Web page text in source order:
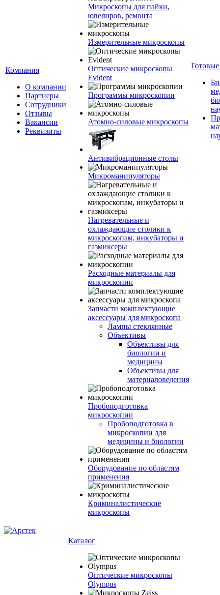
Компания
О компании
Партнеры
Сотрудники
Отзывы
Вакансии
Реквизиты
Микроскопы для пайки,
ювелиров, ремонта
Измерительные микроскопы
Оптические микроскопы
Evident
Программы микроскопии
Атомно-силовые микроскопы
Антивибрационные столы
Микроманипуляторы
Нагревательные и
охлаждающие столики к
микроскопам, инкубаторы и
газмиксеры
Расходные материалы для
микроскопии
Запчасти комплектующие
аксессуары для микроскопа
Лампы стеклянные
Объективы
Объективы для
биологии и
медицины
Объективы для
материаловедения
Пробоподготовка
микроскопии
Пробоподготовка в
микроскопии для
медицины и биологии
Оборудование по областям
применения
Криминалистические
микроскопы
Каталог
Оптические микроскопы
Olympus